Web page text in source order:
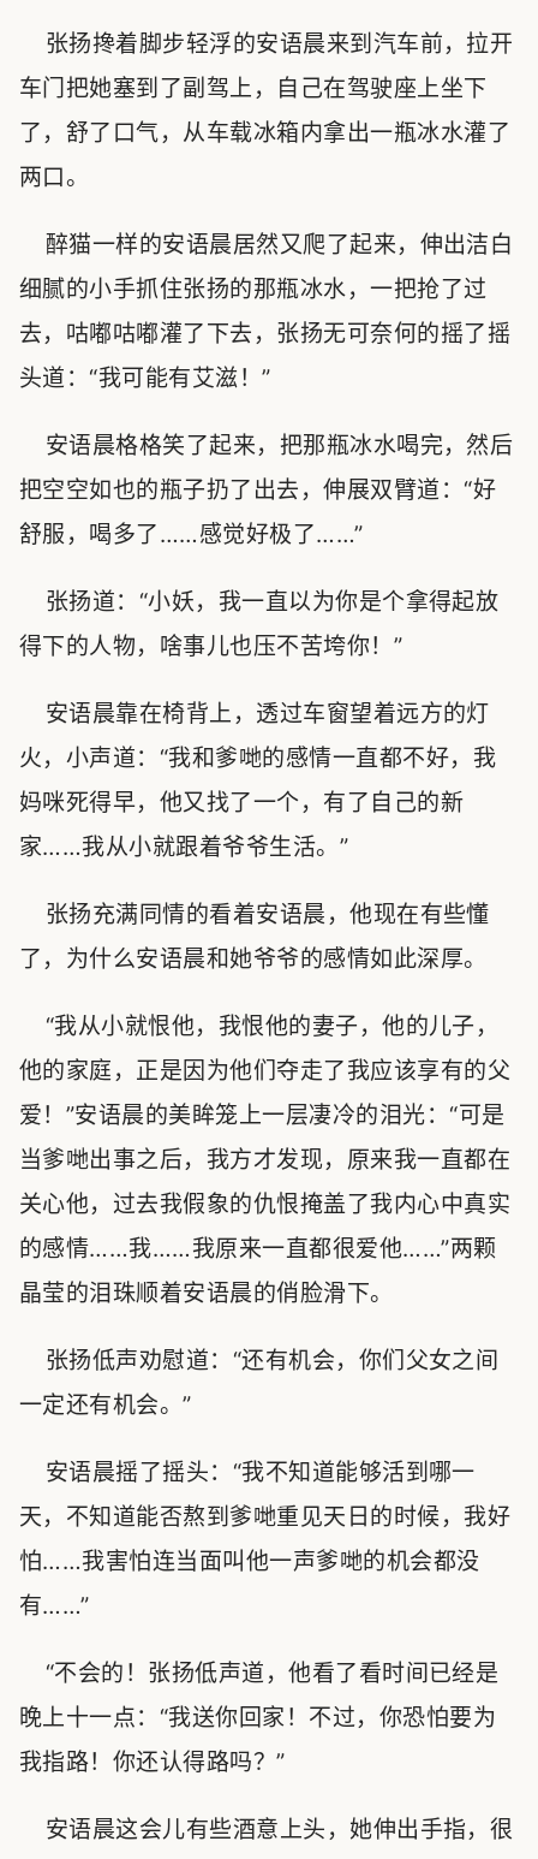
张扬搀着脚步轻浮的安语晨来到汽车前，拉开
车门把她塞到了副驾上，自己在驾驶座上坐下
了，舒了口气，从车载冰箱内拿出一瓶冰水灌了
两口。
醉猫一样的安语晨居然又爬了起来，伸出洁白
细腻的小手抓住张扬的那瓶冰水，一把抢了过
去，咕嘟咕嘟灌了下去，张扬无可奈何的摇了摇
头道：“我可能有艾滋！”
安语晨格格笑了起来，把那瓶冰水喝完，然后
把空空如也的瓶子扔了出去，伸展双臂道：“好
舒服，喝多了……感觉好极了……”
张扬道：“小妖，我一直以为你是个拿得起放
得下的人物，啥事儿也压不苦垮你！”
安语晨靠在椅背上，透过车窗望着远方的灯
火，小声道：“我和爹哋的感情一直都不好，我
妈咪死得早，他又找了一个，有了自己的新
家……我从小就跟着爷爷生活。”
张扬充满同情的看着安语晨，他现在有些懂
了，为什么安语晨和她爷爷的感情如此深厚。
“我从小就恨他，我恨他的妻子，他的儿子，
他的家庭，正是因为他们夺走了我应该享有的父
爱！”安语晨的美眸笼上一层凄冷的泪光：“可是
当爹哋出事之后，我方才发现，原来我一直都在
关心他，过去我假象的仇恨掩盖了我内心中真实
的感情……我……我原来一直都很爱他……”两颗
晶莹的泪珠顺着安语晨的俏脸滑下。
张扬低声劝慰道：“还有机会，你们父女之间
一定还有机会。”
安语晨摇了摇头：“我不知道能够活到哪一
天，不知道能否熬到爹哋重见天日的时候，我好
怕……我害怕连当面叫他一声爹哋的机会都没
有……”
“不会的！张扬低声道，他看了看时间已经是
晚上十一点：“我送你回家！不过，你恐怕要为
我指路！你还认得路吗？”
安语晨这会儿有些酒意上头，她伸出手指，很